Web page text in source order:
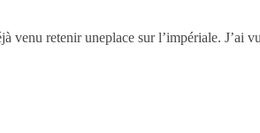
venu retenir uneplace sur l’impériale. J’ai